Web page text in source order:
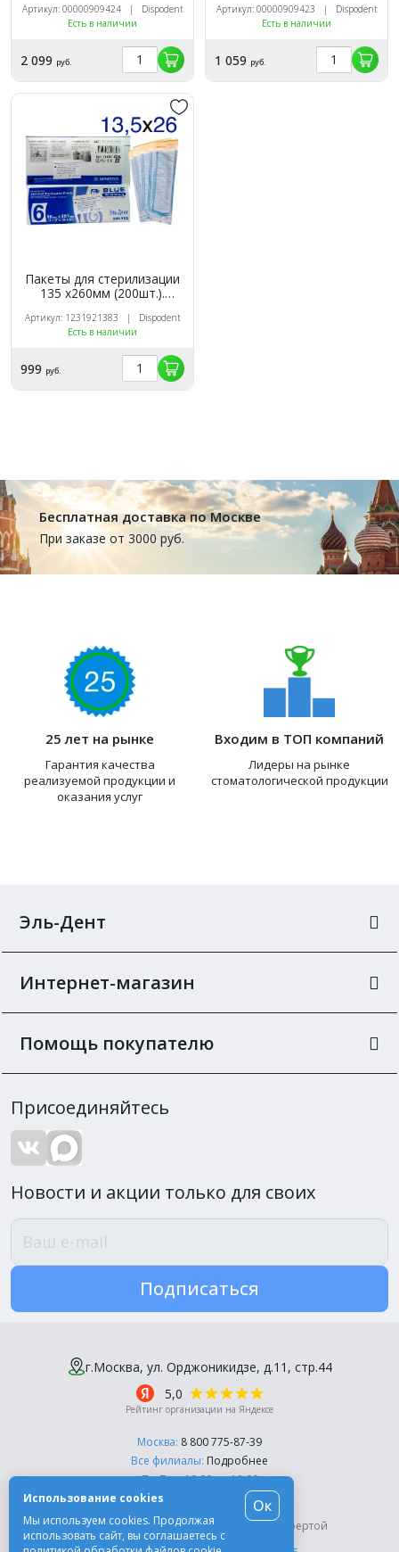
Артикул: 00000909424 | Dispodent
Есть в наличии
2 099 руб.
Артикул: 00000909423 | Dispodent
Есть в наличии
1 059 руб.
Пакеты для стерилизации
135 х260мм (200шт.).
Артикул: 1231921383 | Dispodent
Есть в наличии
999 руб.
Бесплатная доставка по Москве
При заказе от 3000 руб.
25 лет на рынке
Гарантия качества
реализуемой продукции и
оказания услуг
Входим в ТОП компаний
Лидеры на рынке
стоматологической продукции
Эль-Дент
Интернет-магазин
Помощь покупателю
Присоединяйтесь
Новости и акции только для своих
Подписаться
© Компания «Эль-Дент», 2003-2026
Цены на сайте не являются публичной офертой
г.Москва, ул. Орджоникидзе, д.11, стр.44
5,0
Рейтинг организации на Яндексе
Москва: 8 800 775-87-39
Все филиалы: Подробнее
Пн-Пт, с 10:00 до 18:00
Использование cookies
Мы используем cookies. Продолжая
использовать сайт, вы соглашаетесь с
Ок